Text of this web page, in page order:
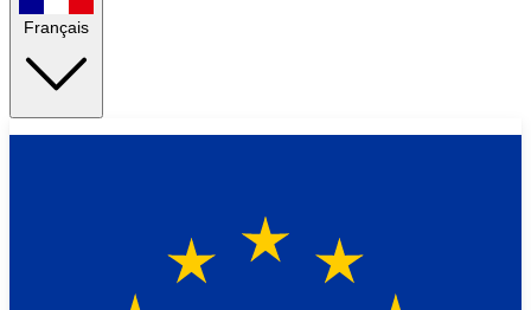
Français